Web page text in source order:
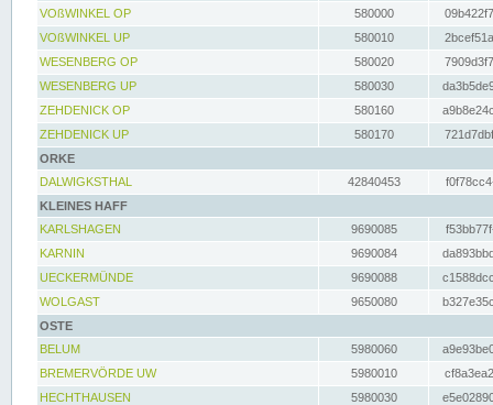
VOßWINKEL OP
580000
VOßWINKEL UP
580010
WESENBERG OP
580020
WESENBERG UP
580030
ZEHDENICK OP
580160
ZEHDENICK UP
580170
ORKE
DALWIGKSTHAL
42840453
KLEINES HAFF
KARLSHAGEN
9690085
KARNIN
9690084
UECKERMÜNDE
9690088
WOLGAST
9650080
OSTE
BELUM
5980060
BREMERVÖRDE UW
5980010
HECHTHAUSEN
5980030